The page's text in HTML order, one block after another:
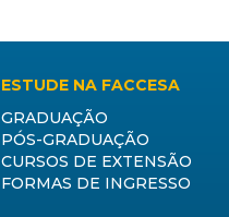
ESTUDE NA FACCESA
GRADUAÇÃO
PÓS-GRADUAÇÃO
CURSOS DE EXTENSÃO
FORMAS DE INGRESSO